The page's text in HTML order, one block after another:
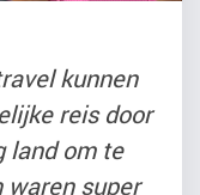
kunnen
reis door
land om te
super